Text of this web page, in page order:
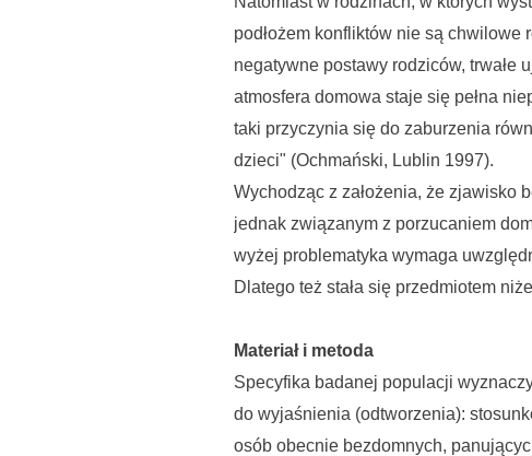
podłożem konfliktów nie są chwilowe
negatywne postawy rodziców, trwałe
atmosfera domowa staje się pełna
taki przyczynia się do zaburzenia
dzieci" (Ochmański, Lublin 1997).
Wychodząc z założenia, że zjawisko
jednak związanym z porzucaniem
wyżej problematyka wymaga
Dlatego też stała się przedmiotem
Materiał i metoda
Specyfika badanej populacji
do wyjaśnienia (odtworzenia):
osób obecnie bezdomnych,